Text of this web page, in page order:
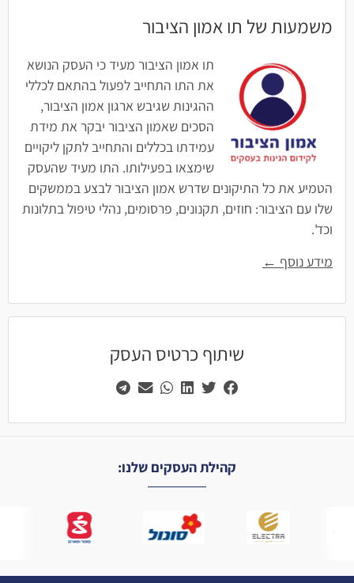
משמעות של תו אמון הציבור
תו אמון הציבור מעיד כי העסק הנושא
את התו התחייב לפעול בהתאם לכללי
ההגינות שגיבש ארגון אמון הציבור,
הסכים שאמון הציבור יבקר את מידת
עמידתו בכללים והתחייב לתקן ליקויים
שימצאו בפעילותו. התו מעיד שהעסק
הטמיע את כל התיקונים שדרש אמון הציבור לבצע בממשקים
שלו עם הציבור: חוזים, תקנונים, פרסומים, נהלי טיפול בתלונות
וכד'.
מידע נוסף ←
שיתוף כרטיס העסק
קהילת העסקים שלנו: